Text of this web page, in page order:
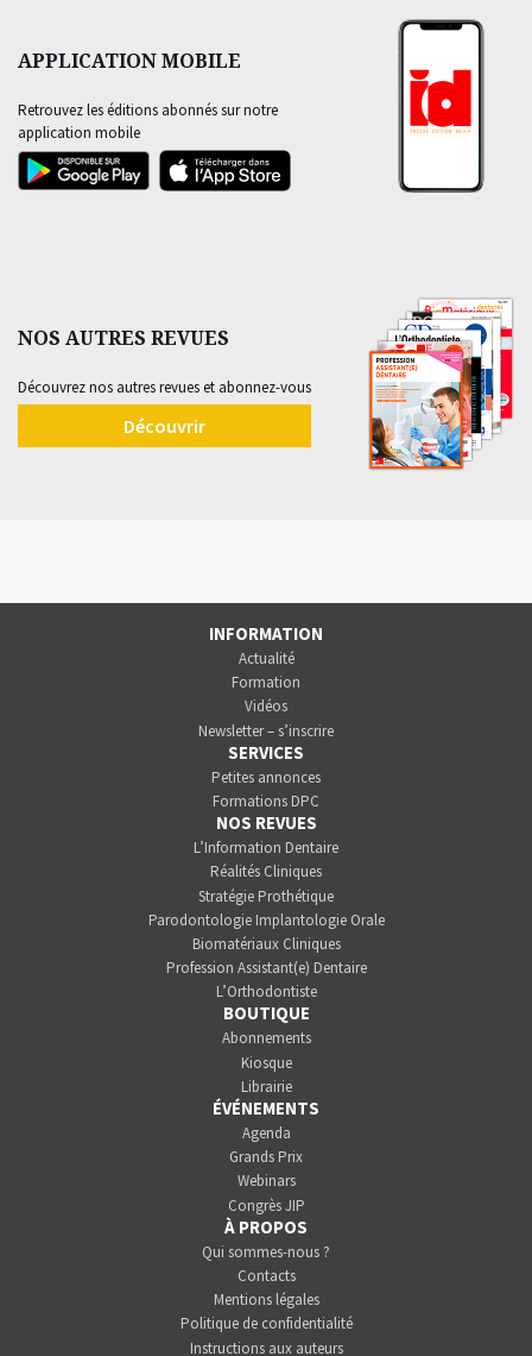
APPLICATION MOBILE
Retrouvez les éditions abonnés sur notre
application mobile
NOS AUTRES REVUES
Découvrez nos autres revues et abonnez-vous
Découvrir
INFORMATION
Actualité
Formation
Vidéos
Newsletter – s’inscrire
SERVICES
Petites annonces
Formations DPC
NOS REVUES
L’Information Dentaire
Réalités Cliniques
Stratégie Prothétique
Parodontologie Implantologie Orale
Biomatériaux Cliniques
Profession Assistant(e) Dentaire
L’Orthodontiste
BOUTIQUE
Abonnements
Kiosque
Librairie
ÉVÉNEMENTS
Agenda
Grands Prix
Webinars
Congrès JIP
À PROPOS
Qui sommes-nous ?
Contacts
Mentions légales
Politique de confidentialité
Instructions aux auteurs